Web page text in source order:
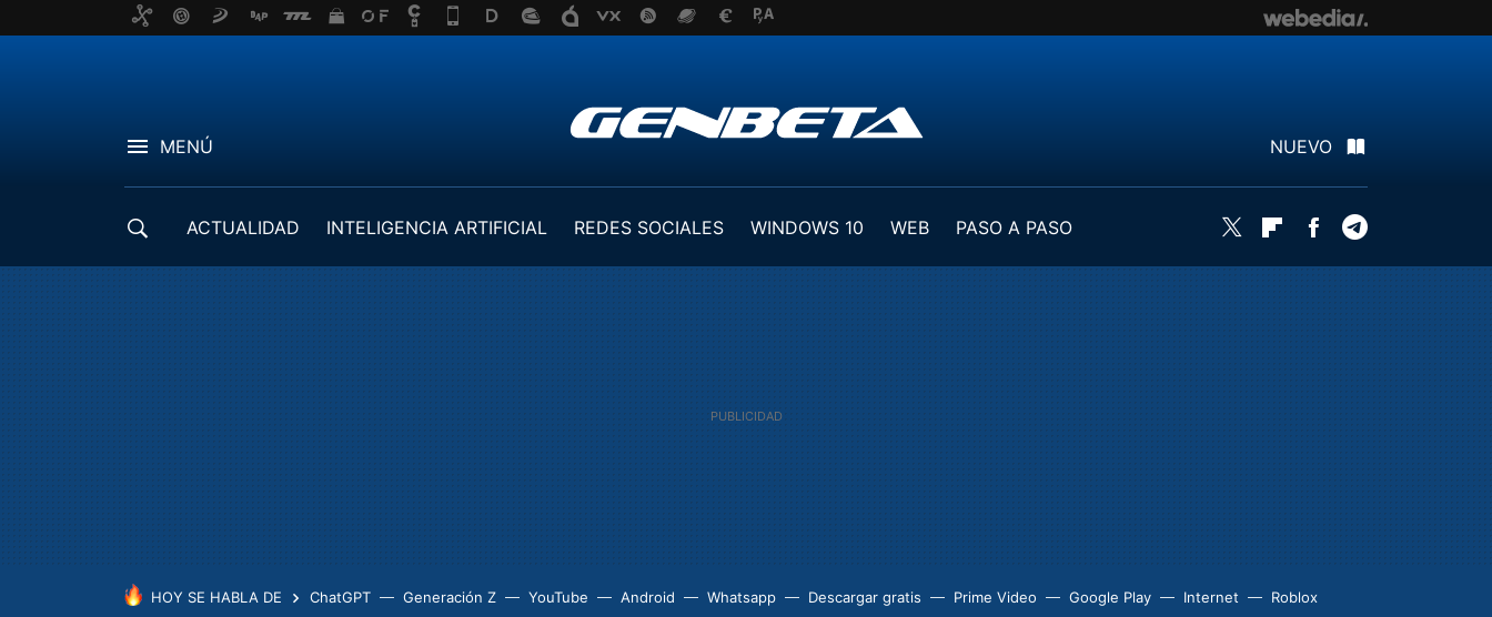
MENÚ NUEVO
ACTUALIDAD INTELIGENCIA ARTIFICIAL REDES SOCIALES WINDOWS 10 WEB
PASO A PASO
Twitter FlipboardFacebook
HOY SE HABLA DE ChatGPT Generación Z YouTube Android Whatsapp Descargar gratis Prime Video Google Play Internet Roblox